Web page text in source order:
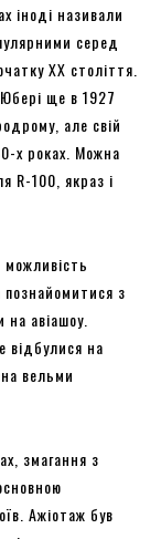
іноді називали
серед
XX століття.
ще в 1927
але свій
х роках. Можна
R-100, якраз і
познайомитися з
авіашоу.
відбулися на
вельми
змагання з
Ажіотаж був